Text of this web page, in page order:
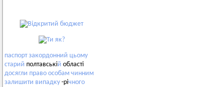
паспорт закордонний цьому
старий полтавській області
досягли право особам чинним
залишити випадку -річного